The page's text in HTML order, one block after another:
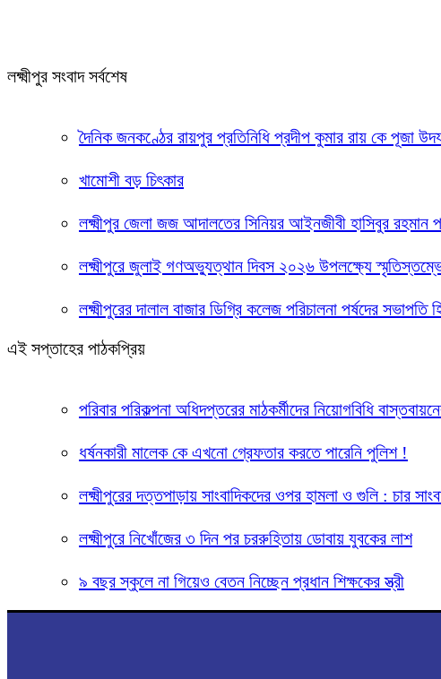
লক্ষ্মীপুর সংবাদ সর্বশেষ
দৈনিক জনকণ্ঠের রায়পুর প্রতিনিধি প্রদীপ কুমার রায় কে পূজা
খামোশী বড় চিৎকার
লক্ষ্মীপুর জেলা জজ আদালতের সিনিয়র আইনজীবী হাসিবুর
লক্ষ্মীপুরে জুলাই গণঅভ্যুত্থান দিবস ২০২৬ উপলক্ষ্যে
লক্ষ্মীপুরের দালাল বাজার ডিগ্রি কলেজ পরিচালনা পর্ষদের
এই সপ্তাহের পাঠকপ্রিয়
পরিবার পরিকল্পনা অধিদপ্তরের মাঠকর্মীদের নিয়োগবিধি
ধর্ষনকারী মালেক কে এখনো গ্রেফতার করতে পারেনি পুলিশ !
লক্ষ্মীপুরের দত্তপাড়ায় সাংবাদিকদের ওপর হামলা ও গুলি : চার
লক্ষ্মীপুরে নিখোঁজের ৩ দিন পর চররুহিতায় ডোবায় যুবকের লাশ
৯ বছর স্কুলে না গিয়েও বেতন নিচ্ছেন প্রধান শিক্ষকের স্ত্রী